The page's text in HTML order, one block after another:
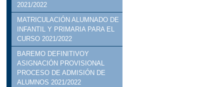
2021/2022
MATRICULACIÓN ALUMNADO DE
INFANTIL Y PRIMARIA PARA EL
CURSO 2021/2022
BAREMO DEFINITIVOY
ASIGNACIÓN PROVISIONAL
PROCESO DE ADMISIÓN DE
ALUMNOS 2021/2022